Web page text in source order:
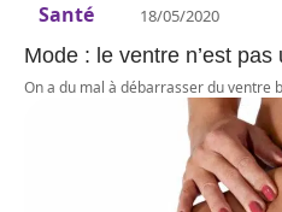
Santé 18/05/2020
Mode : le ventre n’est pas
On a du mal à débarrasser du ventre